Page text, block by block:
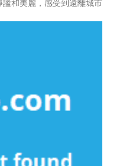
和美麗，感受到遠離城市